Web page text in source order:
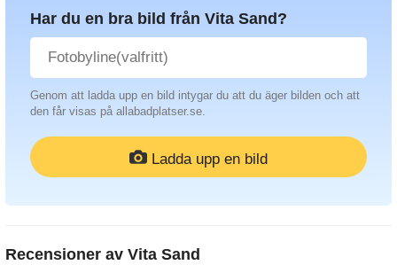
Har du en bra bild från Vita Sand?
Genom att ladda upp en bild intygar du att du äger bilden och att
den får visas på allabadplatser.se.
Ladda upp en bild
Recensioner av Vita Sand